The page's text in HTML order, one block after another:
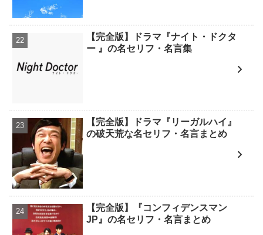
【完全版】ドラマ『ナイト・ドクタ
ー 』の名セリフ・名言集
【完全版】ドラマ『リーガルハイ』
の破天荒な名セリフ・名言まとめ
【完全版】『コンフィデンスマン
JP』の名セリフ・名言まとめ